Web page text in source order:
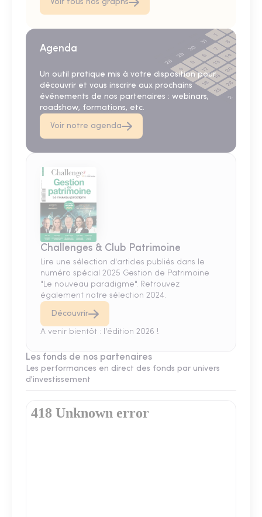
Voir tous nos graphs
Agenda
Un outil pratique mis à votre disposition pour
découvrir et vous inscrire aux prochains
événements de nos partenaires : webinars,
roadshow, formations, etc.
Voir notre agenda
Challenges & Club Patrimoine
Lire une sélection d'articles publiés dans le
numéro spécial 2025 Gestion de Patrimoine
"Le nouveau paradigme". Retrouvez
également notre sélection 2024.
Découvrir
A venir bientôt : l'édition 2026 !
Les fonds de nos partenaires
Les performances en direct des fonds par univers
d'investissement